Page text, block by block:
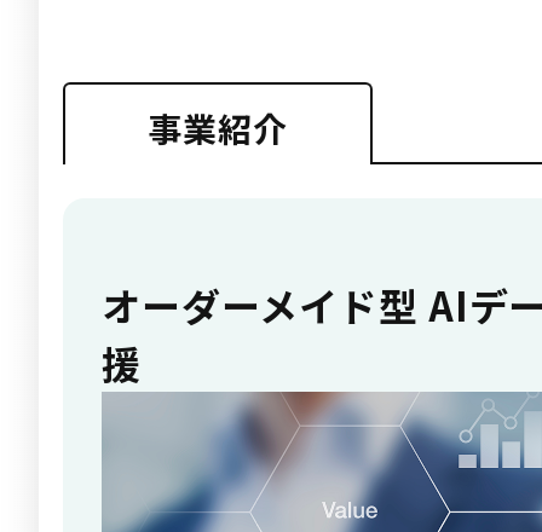
事業紹介
オーダーメイド型 AIデ
援